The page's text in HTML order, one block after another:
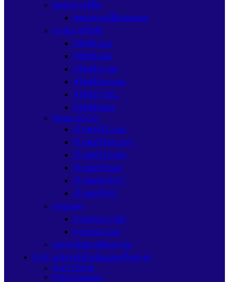
ชุดอุปกรณ์ยึด
ชุดอุปกรณ์ยึดInterlink
Switch (สวิตช์)
สวิตช์Cisco
สวิตช์Glink
สวิตซ์D-Link
สวิตซ์Hikvision
สวิตซ์ZyXEL
สวิตซ์Dahua
Router 4G/5G
เร้าเตอร์D-Link
เร้าเตอร์Mercusys
เร้าเตอร์Tp-link
เร้าเตอร์Tenda
เร้าเตอร์ASUS
เร้าเตอร์H3C
สายแลน
สายแลน G link
สายแลน Link
อุปกรณ์ขยายสัญญาณ
NAS (อุปกรณ์เก็บข้อมูลเครือข่าย)
NAS QNAP
NAS Synology